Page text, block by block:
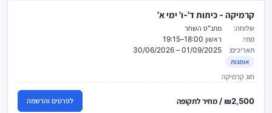
קרמיקה - כיתות ד'-ו' ימי א'
שלוחה:
מתנ"ס השחר
מתי:
ראשון 18:00–19:15
תאריכים:
01/09/2025 – 30/06/2026
אומנות
חוג קרמיקה
₪2,500 / מחיר לתקופה לפרטים והרשמה